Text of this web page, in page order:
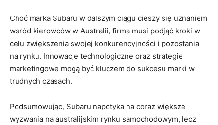
Choć marka⁢ Subaru w dalszym ciągu‍ cieszy się uznaniem
wśród kierowców w Australii, firma musi podjąć kroki w
‍celu zwiększenia swojej konkurencyjności i pozostania
na rynku. Innowacje technologiczne oraz strategie
⁤marketingowe mogą być kluczem do sukcesu marki⁤ w ​
trudnych czasach.
Podsumowując,⁤ Subaru napotyka na coraz większe
wyzwania na australijskim rynku samochodowym, lecz